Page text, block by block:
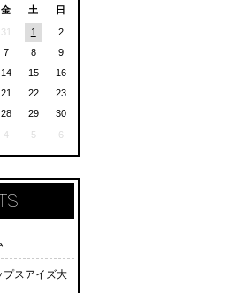
金 土 日
31 1
2
7 8
9
14 15
16
21 22
23
28 29
30
4 5 6
プスアイズ大